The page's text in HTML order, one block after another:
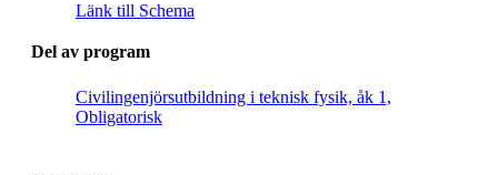
Länk till Schema
Del av program
Civilingenjörsutbildning i teknisk fysik, åk 1,
Obligatorisk